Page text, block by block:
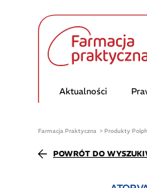
Aktualności
Farmacja Praktyczna Produkty
POWRÓT DO